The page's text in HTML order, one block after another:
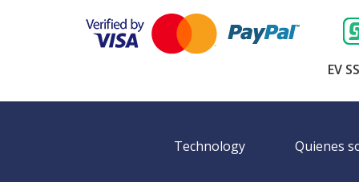
EV
Technology Quienes